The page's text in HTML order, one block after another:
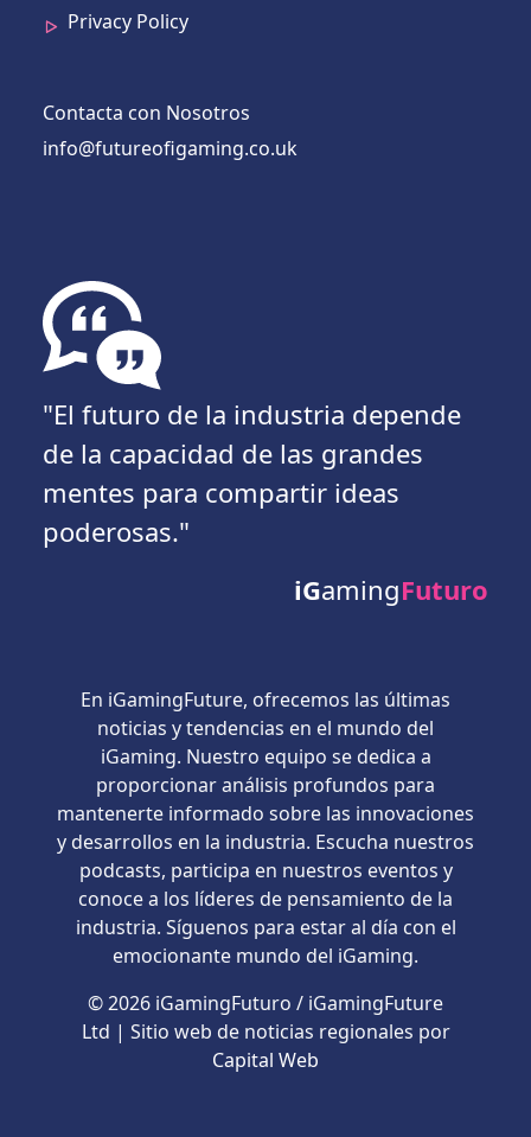
Privacy Policy
Contacta con Nosotros
info@futureofigaming.co.uk
"El futuro de la industria depende
de la capacidad de las grandes
mentes para compartir ideas
poderosas."
iGamingFuturo
En iGamingFuture, ofrecemos las últimas
noticias y tendencias en el mundo del
iGaming. Nuestro equipo se dedica a
proporcionar análisis profundos para
mantenerte informado sobre las innovaciones
y desarrollos en la industria. Escucha nuestros
podcasts, participa en nuestros eventos y
conoce a los líderes de pensamiento de la
industria. Síguenos para estar al día con el
emocionante mundo del iGaming.
© 2026 iGamingFuturo / iGamingFuture
Ltd | Sitio web de noticias regionales por
Capital Web